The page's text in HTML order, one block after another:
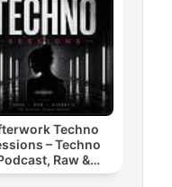
Techno
– Techno
Raw &
Techno